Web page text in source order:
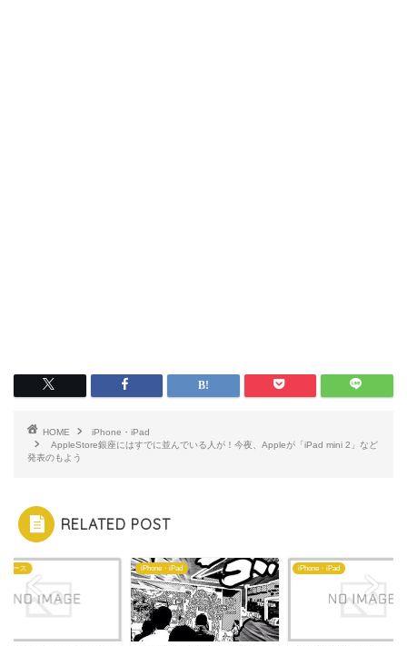
HOME
iPhone・iPad
AppleStore銀座にはすでに並んでいる人が！今夜、Appleが「iPad mini 2」など
発表のもよう
RELATED POST
ュース iPhone・iPad iPhone・iPad